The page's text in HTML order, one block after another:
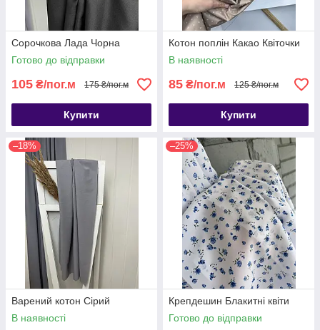
Сорочкова Лада Чорна
Готово до відправки
105 ₴/пог.м 175 ₴/пог.м
Купити
Котон поплін Какао Квіточки
В наявності
85 ₴/пог.м 125 ₴/пог.м
Купити
–18%
Варений котон Сірий
В наявності
–25%
Крепдешин Блакитні квіти
Готово до відправки